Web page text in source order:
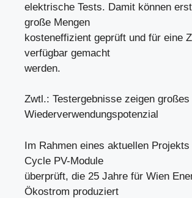
elektrische Tests. Damit können
große Mengen
kosteneffizient geprüft und für eine
verfügbar gemacht
werden.
Zwtl.: Testergebnisse zeigen großes
Wiederverwendungspotenzial
Im Rahmen eines aktuellen Projekts
Cycle PV-Module
überprüft, die 25 Jahre für Wien
Ökostrom produziert